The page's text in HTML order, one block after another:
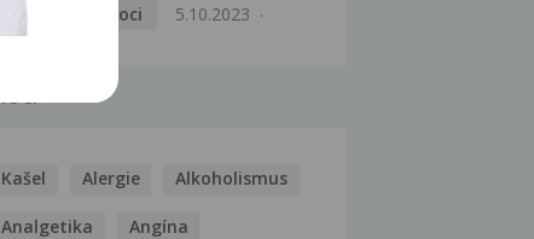
Pohlavní nemoci
5.10.2023
Kašel Alergie Alkoholismus
Analgetika Angína